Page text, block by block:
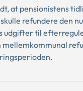
at pensionistens
refundere den
udgifter til